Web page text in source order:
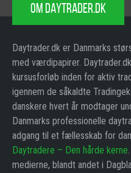
OM DAYTRADER.DK
Daytrader.dk er Danmarks
med værdipapirer.
kursusforløb inden for aktiv
igennem de såkaldte
danskere hvert år modtager
Danmarks professionelle
adgang til et fællesskab for
Daytradere – Den hårde kerne
medierne, blandt andet i